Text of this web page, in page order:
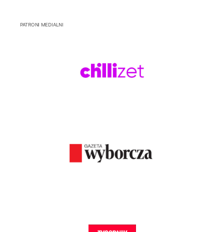
PATRONI MEDIALNI